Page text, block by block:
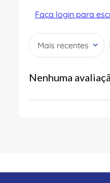
Faça login para
Mais recentes
Nenhuma